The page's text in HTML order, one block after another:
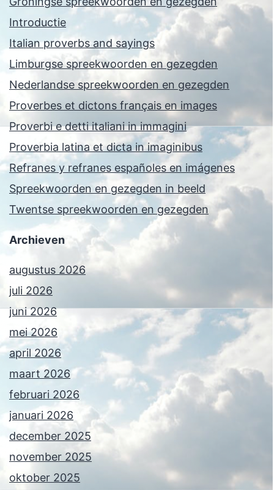
Introductie
Italian proverbs and sayings
Limburgse spreekwoorden en gezegden
Nederlandse spreekwoorden en gezegden
Proverbes et dictons français en images
Proverbi e detti italiani in immagini
Proverbia latina et dicta in imaginibus
Refranes y refranes españoles en imágenes
Spreekwoorden en gezegden in beeld
Twentse spreekwoorden en gezegden
Archieven
augustus 2026
juli 2026
juni 2026
mei 2026
april 2026
maart 2026
februari 2026
januari 2026
december 2025
november 2025
oktober 2025